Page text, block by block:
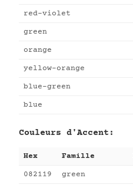
red-violet
green
orange
yellow-orange
blue-green
blue
Couleurs d'Accent:
Hex Famille
082119 green